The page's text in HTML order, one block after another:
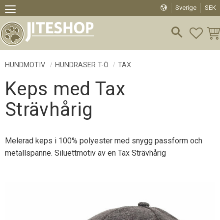
Meny
Sverige SEK
HUNDMOTIV HUNDRASER T-Ö TAX
Keps med Tax
Strävhårig
Melerad keps i 100% polyester med snygg passform och
metallspänne. Siluettmotiv av en Tax Strävhårig